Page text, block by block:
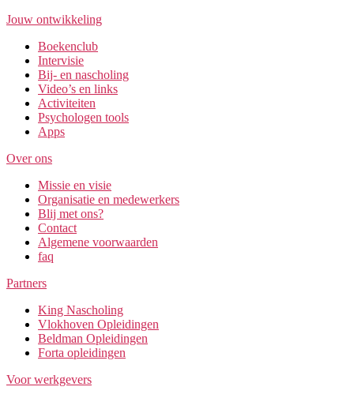
Jouw ontwikkeling
Boekenclub
Intervisie
Bij- en nascholing
Video’s en links
Activiteiten
Psychologen tools
Apps
Over ons
Missie en visie
Organisatie en medewerkers
Blij met ons?
Contact
Algemene voorwaarden
faq
Partners
King Nascholing
Vlokhoven Opleidingen
Beldman Opleidingen
Forta opleidingen
Voor werkgevers